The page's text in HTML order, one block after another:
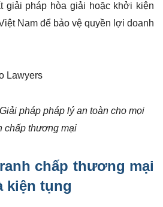
giải pháp hòa giải hoặc khởi kiện
Nam để bảo vệ quyền lợi doanh
pháp pháp lý an toàn cho mọi
chấp thương mại
chấp thương mại
kiện tụng